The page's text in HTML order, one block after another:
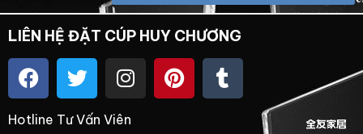
LIÊN HỆ ĐẶT CÚP HUY CHƯƠNG
Hotline Tư Vấn Viên